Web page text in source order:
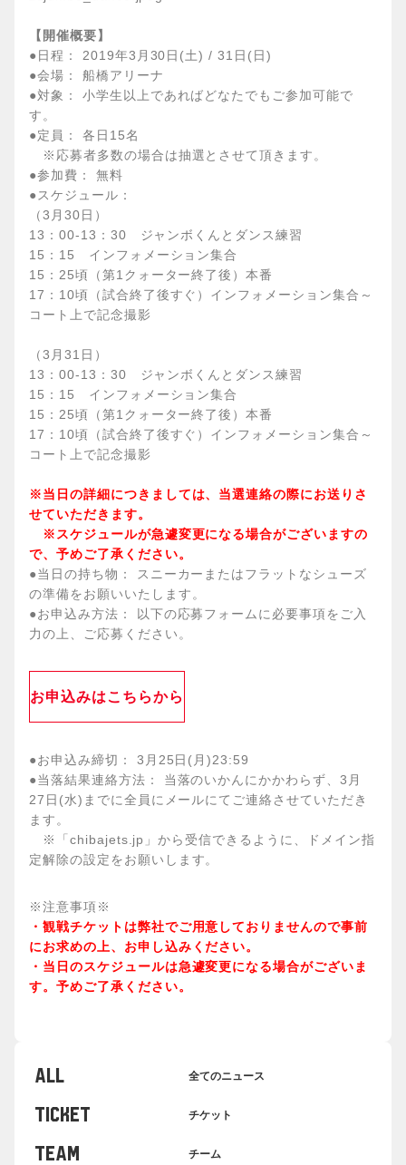
【開催概要】
●日程： 2019年3月30日(土) / 31日(日)
●会場： 船橋アリーナ
●対象： 小学生以上であればどなたでもご参加可能で
す。
●定員： 各日15名
※応募者多数の場合は抽選とさせて頂きます。
●参加費： 無料
●スケジュール：
（3月30日）
13：00-13：30 ジャンボくんとダンス練習
15：15 インフォメーション集合
15：25頃（第1クォーター終了後）本番
17：10頃（試合終了後すぐ）インフォメーション集合～
コート上で記念撮影
（3月31日）
13：00-13：30 ジャンボくんとダンス練習
15：15 インフォメーション集合
15：25頃（第1クォーター終了後）本番
17：10頃（試合終了後すぐ）インフォメーション集合～
コート上で記念撮影
※当日の詳細につきましては、当選連絡の際にお送りさ
せていただきます。
※スケジュールが急遽変更になる場合がございますの
で、予めご了承ください。
●当日の持ち物： スニーカーまたはフラットなシューズ
の準備をお願いいたします。
●お申込み方法： 以下の応募フォームに必要事項をご入
力の上、ご応募ください。
お申込みはこちらから
●お申込み締切： 3月25日(月)23:59
●当落結果連絡方法： 当落のいかんにかかわらず、3月
27日(水)までに全員にメールにてご連絡させていただき
ます。
※「chibajets.jp」から受信できるように、ドメイン指
定解除の設定をお願いします。
※注意事項※
・観戦チケットは弊社でご用意しておりませんので事前
にお求めの上、お申し込みください。
・当日のスケジュールは急遽変更になる場合がございま
す。予めご了承ください。
ALL 全てのニュース
TICKET チケット
TEAM チーム